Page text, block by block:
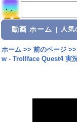
動画 ホーム 人気
ホーム>> 前のページ>>
w - Trollface Quest4 実